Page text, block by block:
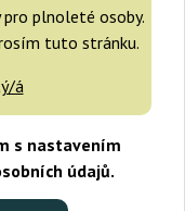
pro plnoleté osoby.
tuto stránku.
á
s nastavením
údajů.